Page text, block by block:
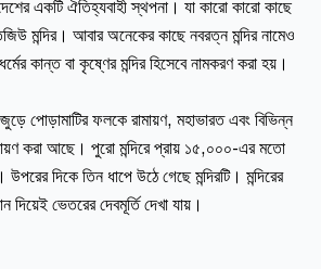
একটি ঐতিহ্যবাহী স্থপনা। যা কারো কারো কাছে
মন্দির। আবার অনেকের কাছে নবরত্ন মন্দির নামেও
কান্ত বা কৃষ্ণের মন্দির হিসেবে নামকরণ করা হয়।
জুড়ে পোড়ামাটির ফলকে রামায়ণ, মহাভারত এবং বিভিন্ন
করা আছে। পুরো মন্দিরে প্রায় ১৫,০০০-এর মতো
উপরের দিকে তিন ধাপে উঠে গেছে মন্দিরটি। মন্দিরের
দিয়েই ভেতরের দেবমূর্তি দেখা যায়।